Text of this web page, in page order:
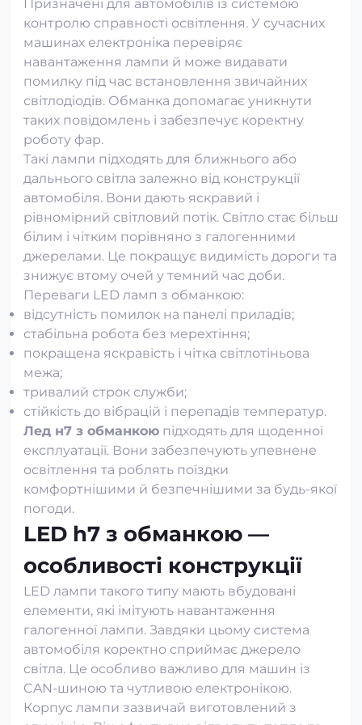
Призначені для автомобілів із системою
контролю справності освітлення. У сучасних
машинах електроніка перевіряє
навантаження лампи й може видавати
помилку під час встановлення звичайних
світлодіодів. Обманка допомагає уникнути
таких повідомлень і забезпечує коректну
роботу фар.
Такі лампи підходять для ближнього або
дальнього світла залежно від конструкції
автомобіля. Вони дають яскравий і
рівномірний світловий потік. Світло стає більш
білим і чітким порівняно з галогенними
джерелами. Це покращує видимість дороги та
знижує втому очей у темний час доби.
Переваги LED ламп з обманкою:
відсутність помилок на панелі приладів;
стабільна робота без мерехтіння;
покращена яскравість і чітка світлотіньова
межа;
тривалий строк служби;
стійкість до вібрацій і перепадів температур.
Лед н7 з обманкою підходять для щоденної
експлуатації. Вони забезпечують упевнене
освітлення та роблять поїздки
комфортнішими й безпечнішими за будь-якої
погоди.
LED h7 з обманкою —
особливості конструкції
LED лампи такого типу мають вбудовані
елементи, які імітують навантаження
галогенної лампи. Завдяки цьому система
автомобіля коректно сприймає джерело
світла. Це особливо важливо для машин із
CAN-шиною та чутливою електронікою.
Корпус лампи зазвичай виготовлений з